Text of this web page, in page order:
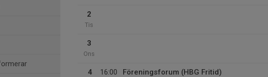
2
Tis
3
Ons
4
16:00
Föreningsforum (HBG Fritid)